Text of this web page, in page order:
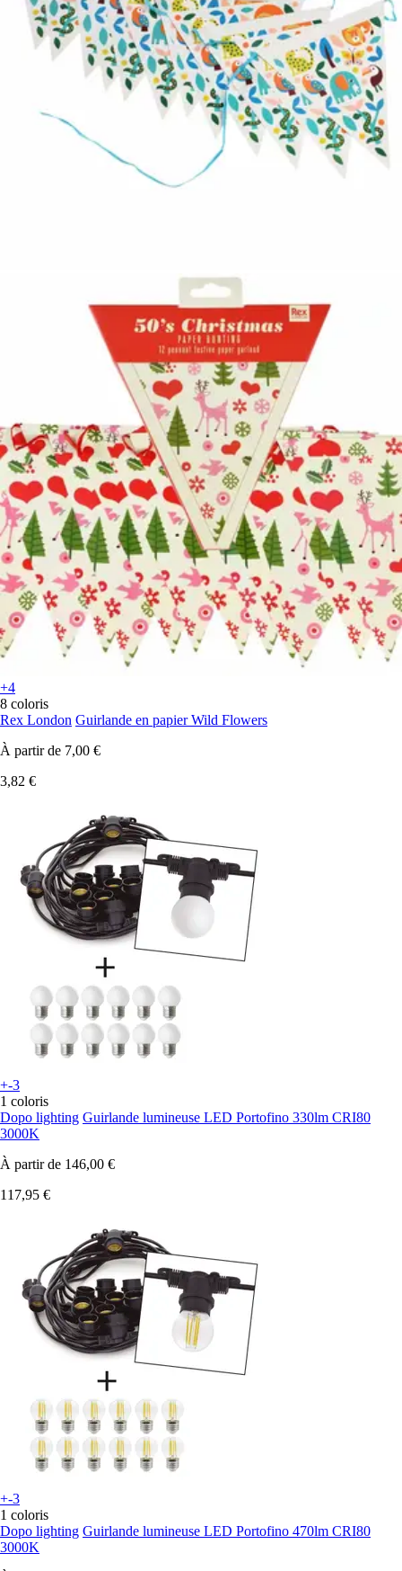
+4
8 coloris
Rex London Guirlande en papier Wild Flowers
À partir de 7,00 €
3,82 €
+-3
1 coloris
Dopo lighting Guirlande lumineuse LED Portofino 330lm CRI80
3000K
À partir de 146,00 €
117,95 €
+-3
1 coloris
Dopo lighting Guirlande lumineuse LED Portofino 470lm CRI80
3000K